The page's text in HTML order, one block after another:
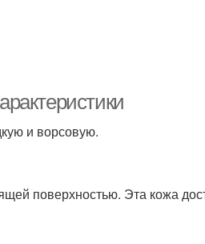
и ворсовую.
поверхностью. Эта кожа